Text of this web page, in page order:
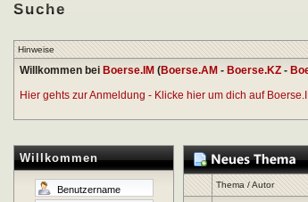
Suche
Hinweise
Willkommen bei Boerse.IM (Boerse.AM - Boerse.KZ -
Hier gehts zur Anmeldung - Klicke hier um dich auf
Willkommen
Thema/Autor